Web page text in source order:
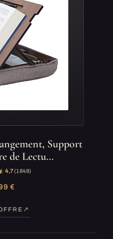
Support
de Lectu…
4,7(1 848)
€